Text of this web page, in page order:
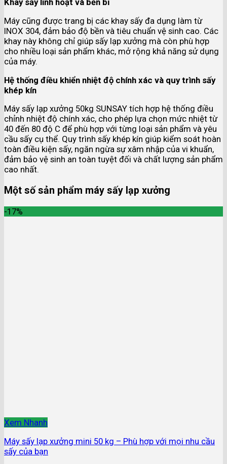
Khay sấy linh hoạt và bền bỉ
Máy cũng được trang bị các khay sấy đa dụng làm từ
INOX 304, đảm bảo độ bền và tiêu chuẩn vệ sinh cao. Các
khay này không chỉ giúp sấy lạp xưởng mà còn phù hợp
cho nhiều loại sản phẩm khác, mở rộng khả năng sử dụng
của máy.
Hệ thống điều khiển nhiệt độ chính xác và quy trình sấy
khép kín
Máy sấy lạp xưởng 50kg SUNSAY tích hợp hệ thống điều
chỉnh nhiệt độ chính xác, cho phép lựa chọn mức nhiệt từ
40 đến 80 độ C để phù hợp với từng loại sản phẩm và yêu
cầu sấy cụ thể. Quy trình sấy khép kín giúp kiểm soát hoàn
toàn điều kiện sấy, ngăn ngừa sự xâm nhập của vi khuẩn,
đảm bảo vệ sinh an toàn tuyệt đối và chất lượng sản phẩm
cao nhất.
Một số sản phẩm máy sấy lạp xưởng
-17%
Xem Nhanh
Máy sấy lạp xưởng mini 50 kg – Phù hợp với mọi nhu cầu
sấy của bạn